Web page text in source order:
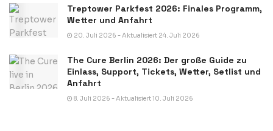
Treptower Parkfest 2026: Finales Programm,
Wetter und Anfahrt
20. Juli 2026 - Aktualisiert 24. Juli 2026
The Cure Berlin 2026: Der große Guide zu
Einlass, Support, Tickets, Wetter, Setlist und
Anfahrt
8. Juli 2026 - Aktualisiert 10. Juli 2026